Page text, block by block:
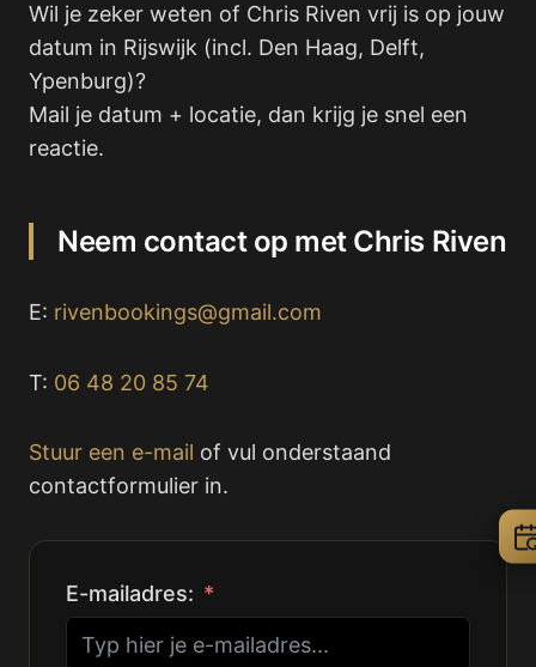
Wil je zeker weten of Chris Riven vrij is op jouw
datum in Rijswijk (incl. Den Haag, Delft,
Ypenburg)?
Mail je datum + locatie, dan krijg je snel een
reactie.
Neem contact op met Chris Riven
E: rivenbookings@gmail.com
T: 06 48 20 85 74
Stuur een e-mail of vul onderstaand
contactformulier in.
E-mailadres: